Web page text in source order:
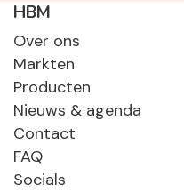
HBM
Over ons
Markten
Producten
Nieuws & agenda
Contact
FAQ
Socials